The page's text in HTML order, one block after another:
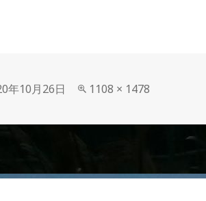
年10月26日
フ
サ
1108 × 1478